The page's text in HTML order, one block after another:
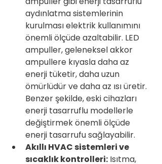
aydınlatma sistemlerinin
kurulması elektrik kullanımını
önemli ölçüde azaltabilir. LED
ampuller, geleneksel akkor
ampullere kıyasla daha az
enerji tüketir, daha uzun
ömürlüdür ve daha az ısı üretir.
Benzer şekilde, eski cihazları
enerji tasarruflu modellerle
değiştirmek önemli ölçüde
enerji tasarrufu sağlayabilir.
Akıllı HVAC sistemleri ve
sıcaklık kontrolleri: Isıtma,